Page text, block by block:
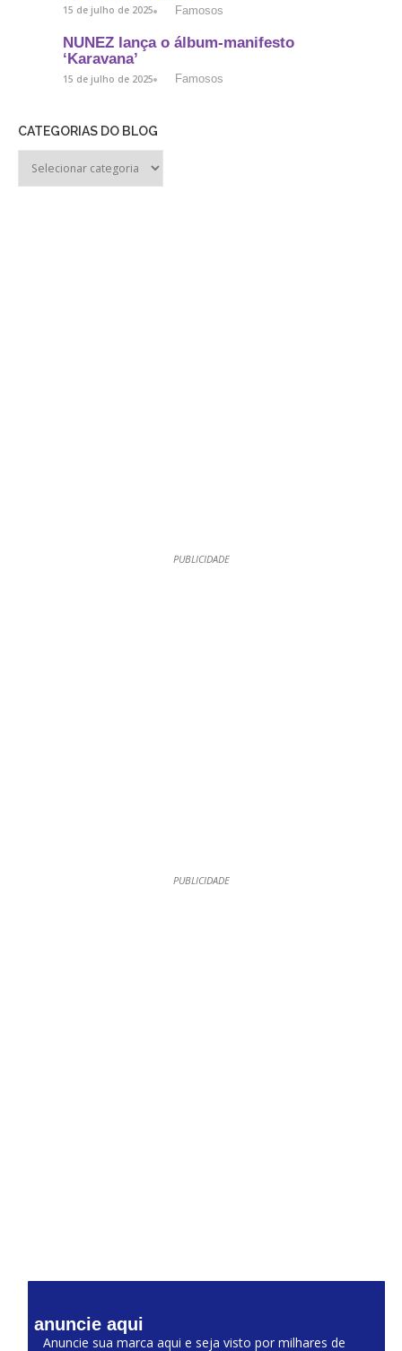
15 de julho de 2025 Famosos
NUNEZ lança o álbum-manifesto
‘Karavana’
15 de julho de 2025 Famosos
CATEGORIAS DO BLOG
PUBLICIDADE
PUBLICIDADE
anuncie aqui
Anuncie sua marca aqui e seja visto por milhares de